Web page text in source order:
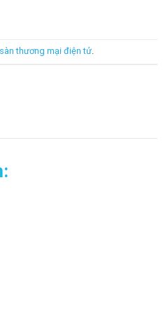
sàn thương mại điện tử.